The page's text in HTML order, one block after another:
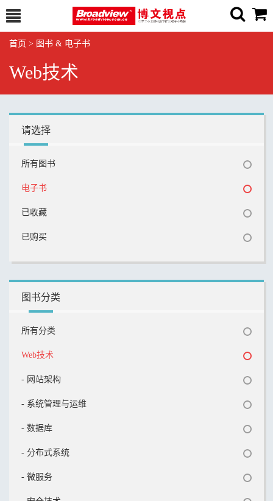
首页 > 图书 & 电子书
Web技术
请选择
所有图书
电子书
已收藏
已购买
图书分类
所有分类
Web技术
- 网站架构
- 系统管理与运维
- 数据库
- 分布式系统
- 微服务